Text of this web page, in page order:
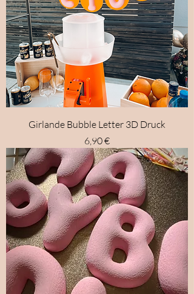
Girlande Bubble Letter 3D Druck
Preis
6,90 €